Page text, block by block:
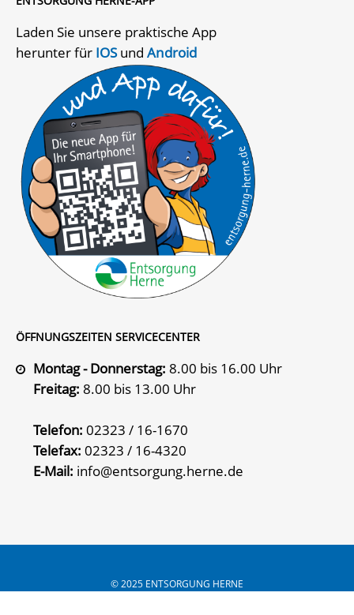
Laden Sie unsere praktische App
herunter für IOSundAndroid
ÖFFNUNGSZEITEN SERVICECENTER
Montag - Donnerstag: 8.00 bis 16.00 Uhr
Freitag: 8.00 bis 13.00 Uhr
Telefon: 02323 / 16-1670
Telefax: 02323 / 16-4320
E-Mail: info@entsorgung.herne.de
© 2025 ENTSORGUNG HERNE